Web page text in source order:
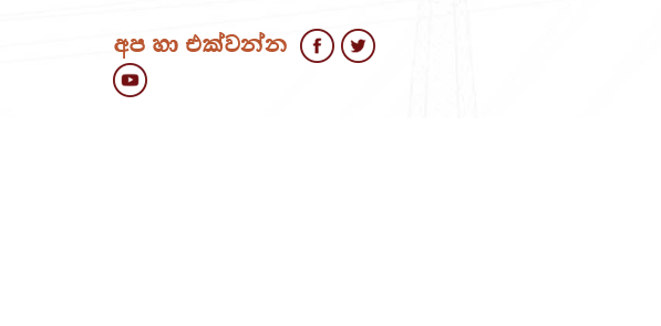
අප හා එක්වන්න